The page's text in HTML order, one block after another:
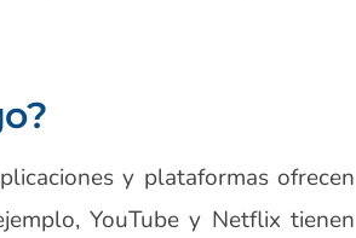
y plataformas ofrecen
YouTube y Netflix tienen